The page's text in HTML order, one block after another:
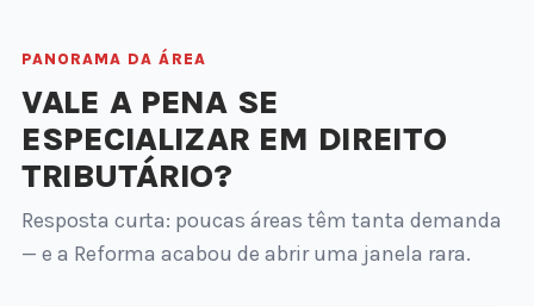
PANORAMA DA ÁREA
VALE A PENA SE
ESPECIALIZAR EM DIREITO
TRIBUTÁRIO?
Resposta curta: poucas áreas têm tanta demanda
— e a Reforma acabou de abrir uma janela rara.